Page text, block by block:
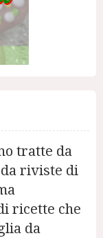
tratte da
riviste di
ricette che
da